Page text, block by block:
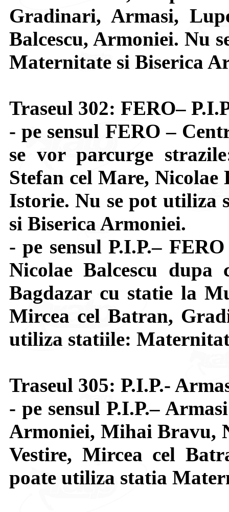
Gradinari, Armasi,
Balcescu, Armoniei. Nu
Maternitate si Biserica
Traseul 302: FERO–
- pe sensul FERO –
se vor parcurge
Stefan cel Mare, Nicolae
Istorie. Nu se pot
si Biserica Armoniei.
- pe sensul P.I.P.–
Nicolae Balcescu
Bagdazar cu statie la
Mircea cel Batran,
utiliza statiile:
Traseul 305: P.I.P.-
- pe sensul P.I.P.–
Armoniei, Mihai Bravu,
Vestire, Mircea cel
poate utiliza statia